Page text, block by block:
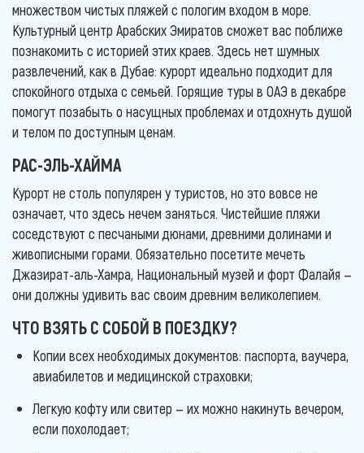
множеством чистых пляжей с пологим входом в море.
Культурный центр Арабских Эмиратов сможет вас поближе
познакомить с историей этих краев. Здесь нет шумных
развлечений, как в Дубае: курорт идеально подходит для
спокойного отдыха с семьей. Горящие туры в ОАЭ в декабре
помогут позабыть о насущных проблемах и отдохнуть душой
и телом по доступным ценам.
РАС-ЭЛЬ-ХАЙМА
Курорт не столь популярен у туристов, но это вовсе не
означает, что здесь нечем заняться. Чистейшие пляжи
соседствуют с песчаными дюнами, древними долинами и
живописными горами. Обязательно посетите мечеть
Джазират-аль-Хамра, Национальный музей и форт Фалайя —
они должны удивить вас своим древним великолепием.
ЧТО ВЗЯТЬ С СОБОЙ В ПОЕЗДКУ?
Копии всех необходимых документов: паспорта, ваучера,
авиабилетов и медицинской страховки;
Легкую кофту или свитер — их можно накинуть вечером,
если похолодает;